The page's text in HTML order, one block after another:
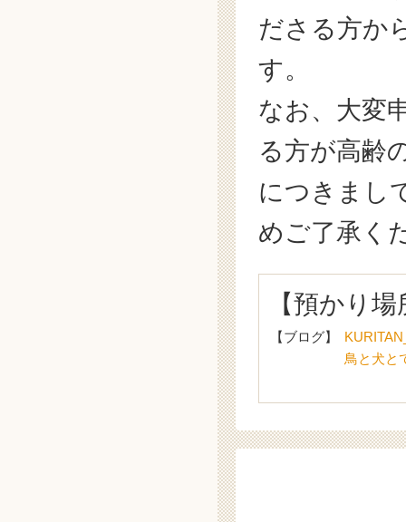
ださる方か
す。
なお、大変
る方が高齢
につきまし
めご了承く
【預かり
【ブログ】
鳥と犬と